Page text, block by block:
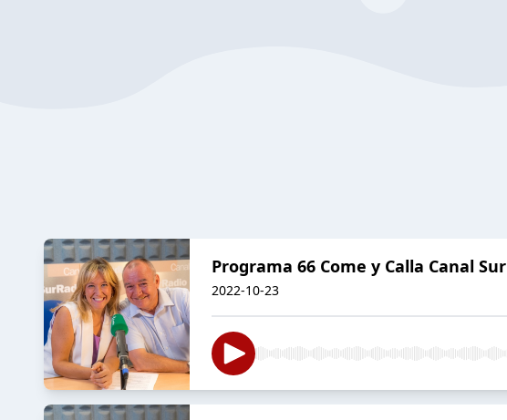
Programa 66 Come y Calla Canal Sur
2022-10-23